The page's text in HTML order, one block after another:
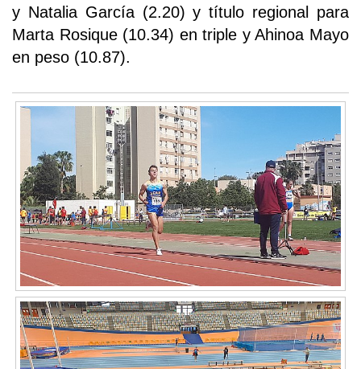
y Natalia García (2.20) y título regional para
Marta Rosique (10.34) en triple y Ahinoa Mayo
en peso (10.87).